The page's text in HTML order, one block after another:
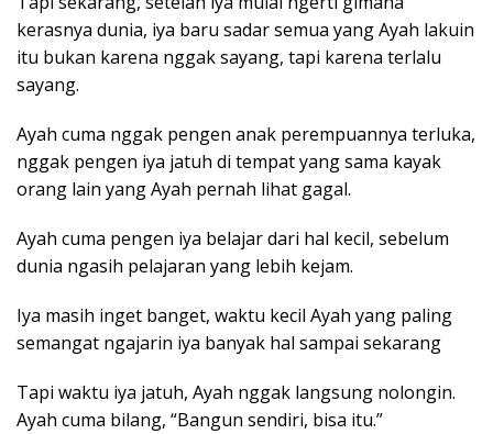
kerasnya dunia, iya baru sadar semua yang Ayah lakuin
itu bukan karena nggak sayang, tapi karena terlalu
sayang.
Ayah cuma nggak pengen anak perempuannya terluka,
nggak pengen iya jatuh di tempat yang sama kayak
orang lain yang Ayah pernah lihat gagal.
Ayah cuma pengen iya belajar dari hal kecil, sebelum
dunia ngasih pelajaran yang lebih kejam.
Iya masih inget banget, waktu kecil Ayah yang paling
semangat ngajarin iya banyak hal sampai sekarang
Tapi waktu iya jatuh, Ayah nggak langsung nolongin.
Ayah cuma bilang, “Bangun sendiri, bisa itu.”